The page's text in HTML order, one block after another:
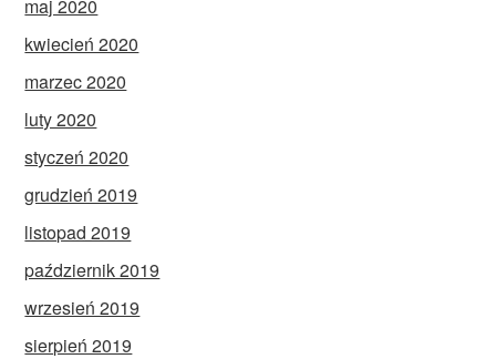
maj 2020
kwiecień 2020
marzec 2020
luty 2020
styczeń 2020
grudzień 2019
listopad 2019
październik 2019
wrzesień 2019
sierpień 2019